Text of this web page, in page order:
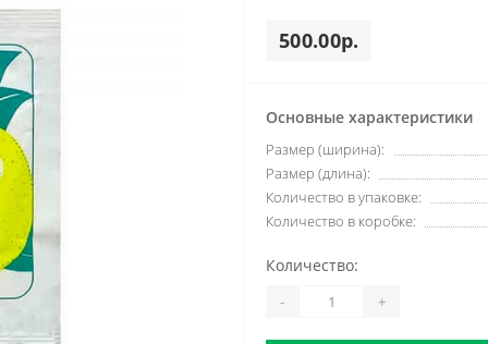
500.00р.
Основные характеристики
Размер (ширина):
Размер (длина):
Количество в упаковке:
Количество в коробке:
Количество:
- +